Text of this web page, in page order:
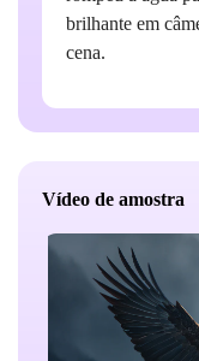
brilhante em
cena.
Vídeo de amostra